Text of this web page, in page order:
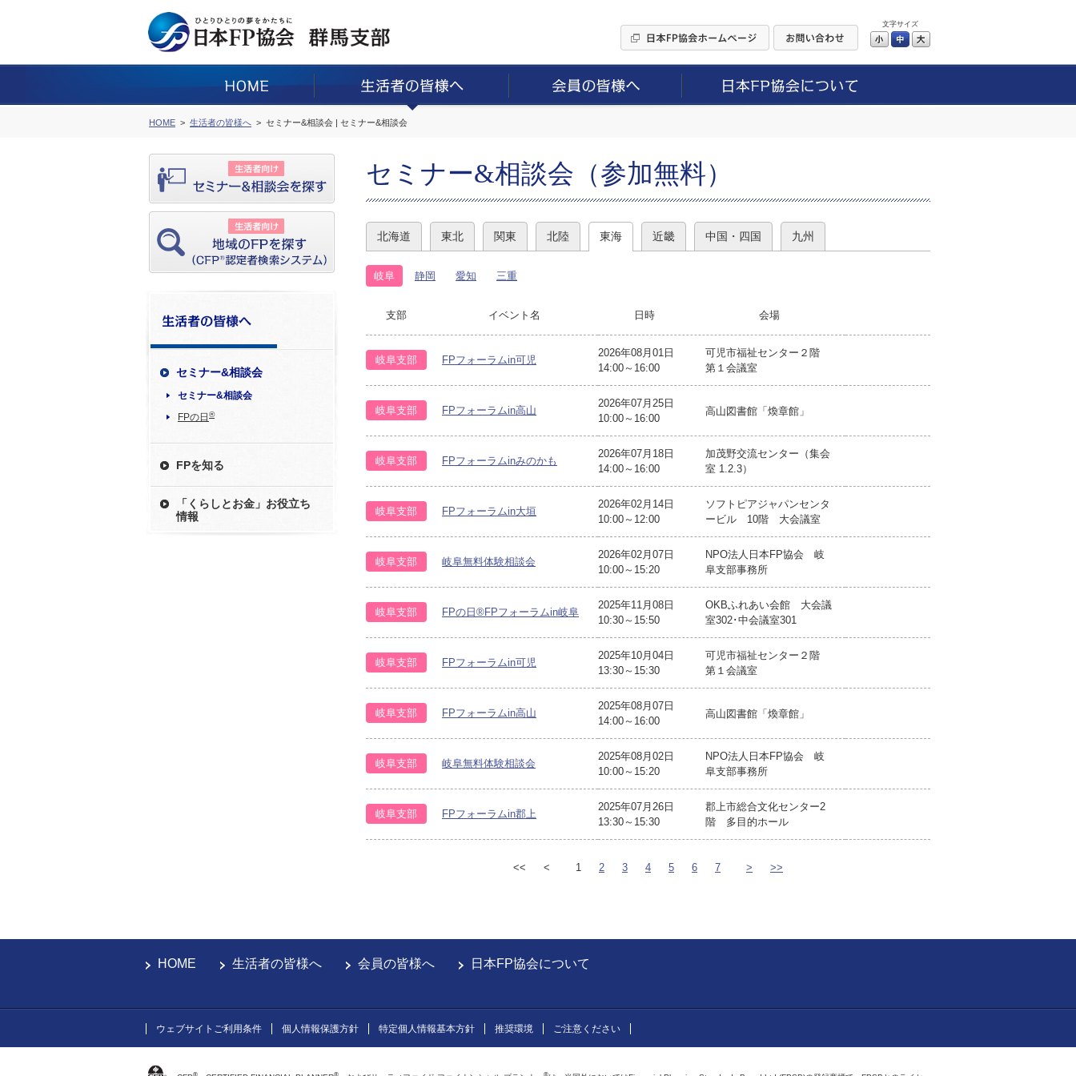
文字サイズ
小 中
HOME 生活者の皆様へ セミナー&相談会 | セミナー&相談会
セミナー&相談会
セミナー&相談会
FPの日 ®
FPを知る
「くらしとお金」お役立ち
情報
セミナー&相談会（参加無料）
北海道 東北 関東 北陸 東海 近畿 中国・四国 九州
岐阜 静岡 愛知 三重
支部 イベント名 日時 会場
岐阜支部 FPフォーラムin可児
2026年08月01日
14:00～16:00
可児市福祉センター２階
第１会議室
岐阜支部 FPフォーラムin高山
2026年07月25日
10:00～16:00
高山図書館「煥章館」
岐阜支部 FPフォーラムinみのかも
2026年07月18日
14:00～16:00
加茂野交流センター（集会
室 1.2.3）
岐阜支部 FPフォーラムin大垣
2026年02月14日
10:00～12:00
ソフトピアジャパンセンタ
ービル 10階 大会議室
岐阜支部 岐阜無料体験相談会
2026年02月07日
10:00～15:20
NPO法人日本FP協会 岐
阜支部事務所
岐阜支部 FPの日®FPフォーラムin岐阜
2025年11月08日
10:30～15:50
OKBふれあい会館 大会議
室302･中会議室301
岐阜支部 FPフォーラムin可児
2025年10月04日
13:30～15:30
可児市福祉センター２階
第１会議室
岐阜支部 FPフォーラムin高山
2025年08月07日
14:00～16:00
高山図書館「煥章館」
岐阜支部 岐阜無料体験相談会
2025年08月02日
10:00～15:20
NPO法人日本FP協会 岐
阜支部事務所
岐阜支部 FPフォーラムin郡上
2025年07月26日
13:30～15:30
郡上市総合文化センター2
階 多目的ホール
<< < 1 2 3 4 5 6 7 > >>
HOME 生活者の皆様へ 会員の皆様へ 日本FP協会について
ウェブサイトご利用条件 個人情報保護方針 特定個人情報基本方針 推奨環境 ご注意ください
® ® ®